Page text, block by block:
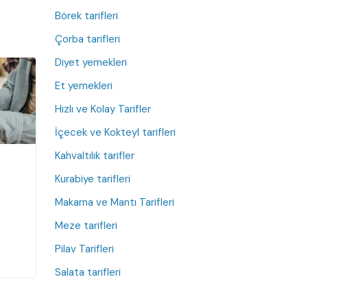
Börek tarifleri
Çorba tarifleri
Diyet yemekleri
Et yemekleri
Hızlı ve Kolay Tarifler
İçecek ve Kokteyl tarifleri
Kahvaltılık tarifler
Kurabiye tarifleri
Makarna ve Mantı Tarifleri
Meze tarifleri
Pilav Tarifleri
Salata tarifleri